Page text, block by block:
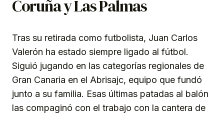
Coruña y Las Palmas
Tras su retirada como futbolista, Juan Carlos
Valerón ha estado siempre ligado al fútbol.
Siguió jugando en las categorías regionales de
Gran Canaria en el Abrisajc, equipo que fundó
junto a su familia. Esas últimas patadas al balón
las compaginó con el trabajo con la cantera de